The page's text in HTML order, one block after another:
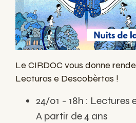
Le CIRDOC vous donne
Lecturas e Descobèrtas !
24/01 - 18h : Lectures
A partir de 4 ans